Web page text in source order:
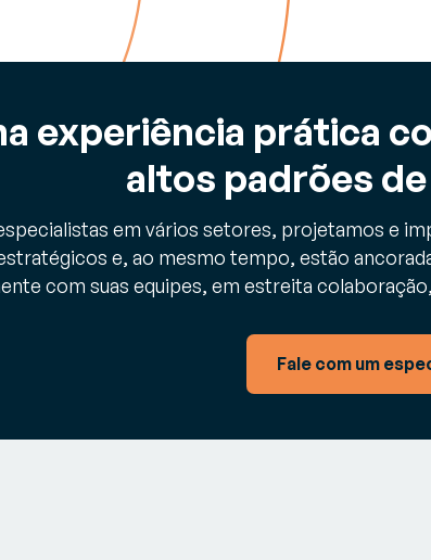
experiência prática
altos padrões
em vários setores, projetamos e
e, ao mesmo tempo, estão
com suas equipes, em estreita
Fale com um